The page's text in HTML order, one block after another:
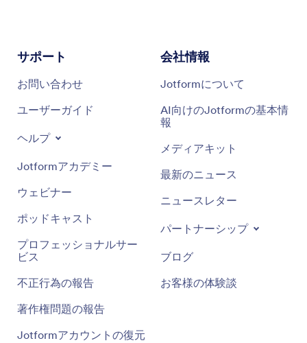
サポート
お問い合わせ
ユーザーガイド
ヘルプ
Jotformアカデミー
ウェビナー
ポッドキャスト
ビス
不正行為の報告
著作権問題の報告
会社情報
Jotformについて
報
メディアキット
最新のニュース
ニュースレター
パートナーシップ
ブログ